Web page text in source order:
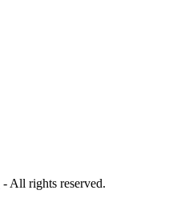
- All rights reserved.